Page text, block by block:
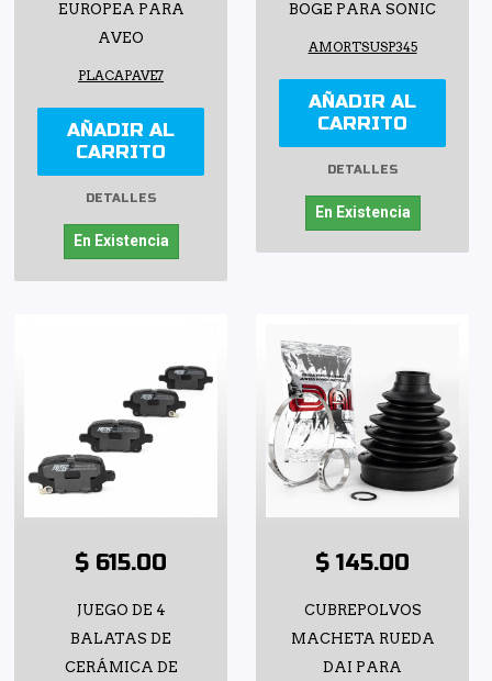
EUROPEA PARA
AVEO
PLACAPAVE7
AÑADIR AL
CARRITO
DETALLES
En Existencia
BOGE PARA SONIC
AMORTSUSP345
AÑADIR AL
CARRITO
DETALLES
En Existencia
$ 615.00
JUEGO DE 4
BALATAS DE
CERÁMICA DE
$ 145.00
CUBREPOLVOS
MACHETA RUEDA
DAI PARA